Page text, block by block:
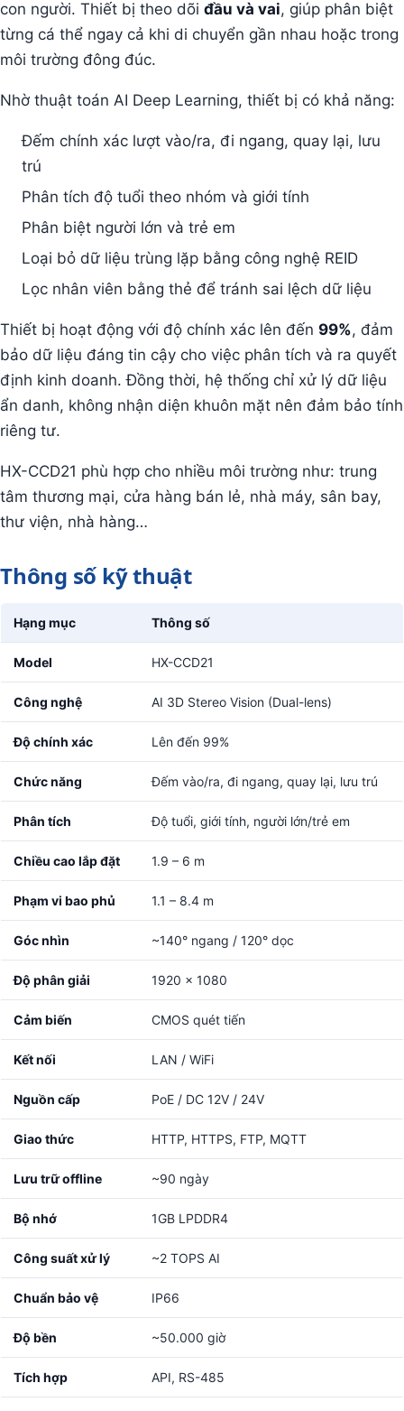
con người. Thiết bị theo dõi đầu và vai, giúp phân biệt
từng cá thể ngay cả khi di chuyển gần nhau hoặc trong
môi trường đông đúc.
Nhờ thuật toán AI Deep Learning, thiết bị có khả năng:
Đếm chính xác lượt vào/ra, đi ngang, quay lại, lưu
trú
Phân tích độ tuổi theo nhóm và giới tính
Phân biệt người lớn và trẻ em
Loại bỏ dữ liệu trùng lặp bằng công nghệ REID
Lọc nhân viên bằng thẻ để tránh sai lệch dữ liệu
Thiết bị hoạt động với độ chính xác lên đến 99%, đảm
bảo dữ liệu đáng tin cậy cho việc phân tích và ra quyết
định kinh doanh. Đồng thời, hệ thống chỉ xử lý dữ liệu
ẩn danh, không nhận diện khuôn mặt nên đảm bảo tính
riêng tư.
HX-CCD21 phù hợp cho nhiều môi trường như: trung
tâm thương mại, cửa hàng bán lẻ, nhà máy, sân bay,
thư viện, nhà hàng…
Thông số kỹ thuật
Hạng mục Thông số
Model HX-CCD21
Công nghệ AI 3D Stereo Vision (Dual-lens)
Độ chính xác Lên đến 99%
Chức năng Đếm vào/ra, đi ngang, quay lại, lưu trú
Phân tích Độ tuổi, giới tính, người lớn/trẻ em
Chiều cao lắp đặt 1.9 – 6 m
Phạm vi bao phủ 1.1 – 8.4 m
Góc nhìn ~140° ngang / 120° dọc
Độ phân giải 1920 x 1080
Cảm biến CMOS quét tiến
Kết nối LAN / WiFi
Nguồn cấp PoE / DC 12V / 24V
Giao thức HTTP, HTTPS, FTP, MQTT
Lưu trữ offline ~90 ngày
Bộ nhớ 1GB LPDDR4
Công suất xử lý ~2 TOPS AI
Chuẩn bảo vệ IP66
Độ bền ~50.000 giờ
Tích hợp API, RS-485